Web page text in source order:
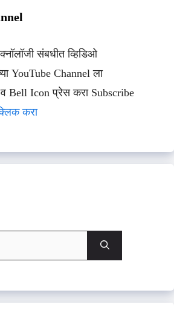
संबधीत व्हिडिओ
YouTube Channel ला
Bell Icon प्रेस करा Subscribe
करा